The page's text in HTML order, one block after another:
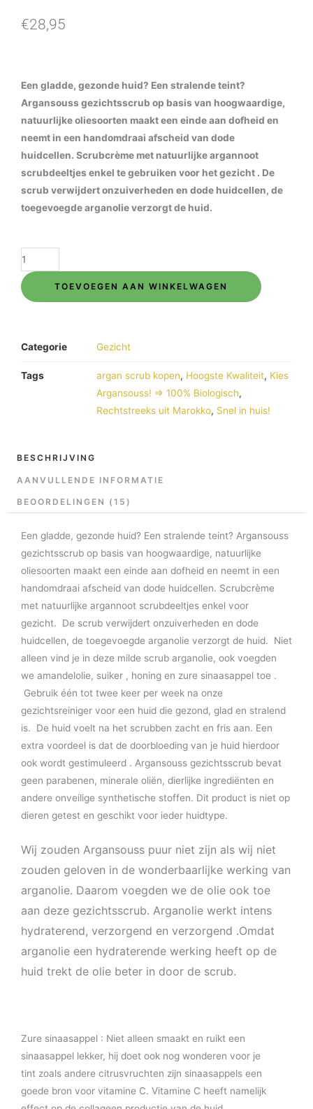
€28,95
Een gladde, gezonde huid? Een stralende teint?
Argansouss gezichtsscrub op basis van hoogwaardige,
natuurlijke oliesoorten maakt een einde aan dofheid en
neemt in een handomdraai afscheid van dode
huidcellen. Scrubcrème met natuurlijke argannoot
scrubdeeltjes enkel te gebruiken voor het gezicht . De
scrub verwijdert onzuiverheden en dode huidcellen, de
toegevoegde arganolie verzorgt de huid.
Gezichtscrub
argan
200gr
!
TOEVOEGEN AAN WINKELWAGEN
Categorie Gezicht
Tags argan scrub kopen, Hoogste Kwaliteit, Kies
Argansouss! => 100% Biologisch,
Rechtstreeks uit Marokko, Snel in huis!
BESCHRIJVING
AANVULLENDE INFORMATIE
BEOORDELINGEN (15)
Een gladde, gezonde huid? Een stralende teint? Argansouss
gezichtsscrub op basis van hoogwaardige, natuurlijke
oliesoorten maakt een einde aan dofheid en neemt in een
handomdraai afscheid van dode huidcellen. Scrubcrème
met natuurlijke argannoot scrubdeeltjes enkel voor
gezicht. De scrub verwijdert onzuiverheden en dode
huidcellen, de toegevoegde arganolie verzorgt de huid. Niet
alleen vind je in deze milde scrub arganolie, ook voegden
we amandelolie, suiker , honing en zure sinaasappel toe .
Gebruik één tot twee keer per week na onze
gezichtsreiniger voor een huid die gezond, glad en stralend
is. De huid voelt na het scrubben zacht en fris aan. Een
extra voordeel is dat de doorbloeding van je huid hierdoor
ook wordt gestimuleerd . Argansouss gezichtsscrub bevat
geen parabenen, minerale oliën, dierlijke ingrediënten en
andere onveilige synthetische stoffen. Dit product is niet op
dieren getest en geschikt voor ieder huidtype.
Wij zouden Argansouss puur niet zijn als wij niet
zouden geloven in de wonderbaarlijke werking van
arganolie. Daarom voegden we de olie ook toe
aan deze gezichtsscrub. Arganolie werkt intens
hydraterend, verzorgend en verzorgend .Omdat
arganolie een hydraterende werking heeft op de
huid trekt de olie beter in door de scrub.
Zure sinaasappel : Niet alleen smaakt en ruikt een
sinaasappel lekker, hij doet ook nog wonderen voor je
tint zoals andere citrusvruchten zijn sinaasappels een
goede bron voor vitamine C. Vitamine C heeft namelijk